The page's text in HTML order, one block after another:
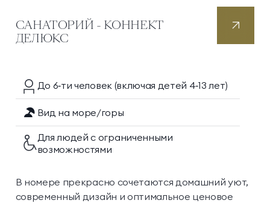
САНАТОРИЙ - КОННЕКТ
ДЕЛЮКС
До 6‑тичеловек (включая детей 4‑13 лет)
Вид на море/горы
Для людей с ограниченными
возможностями
В номере прекрасно сочетаются домашний уют,
современный дизайн и оптимальное ценовое